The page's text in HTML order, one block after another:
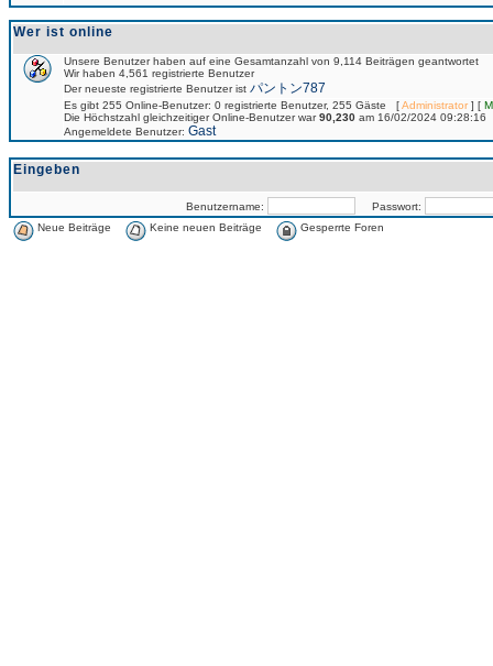
Wer ist online
Unsere Benutzer haben auf eine Gesamtanzahl von 9,114 Beiträgen geantwortet
Wir haben 4,561 registrierte Benutzer
Der neueste registrierte Benutzer ist パントン787
Es gibt 255 Online-Benutzer: 0 registrierte Benutzer, 255 Gäste [Administrator] [
Die Höchstzahl gleichzeitiger Online-Benutzer war90,230 am 16/02/2024 09:28:16
Angemeldete Benutzer: Gast
Eingeben
Benutzername:
Passwort:
Neue Beiträge
Keine neuen Beiträge Gesperrte Foren